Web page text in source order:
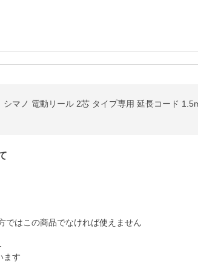
シマノ 電動リール 2芯 タイプ専用 延長コード
ます